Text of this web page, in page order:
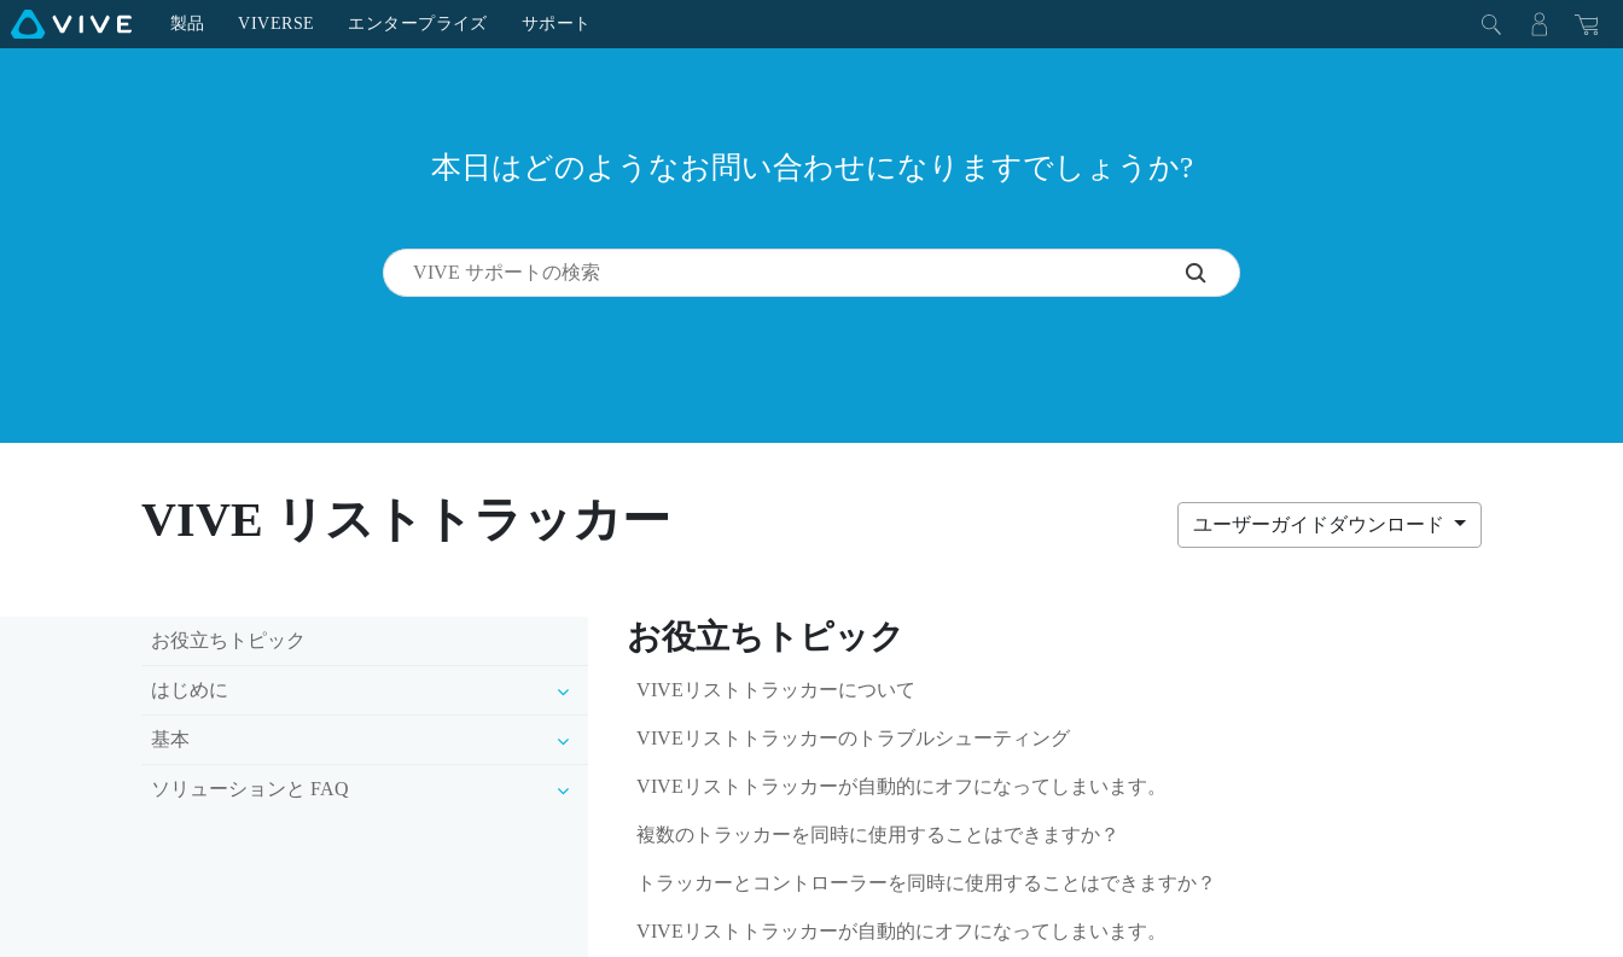
製品 VIVERSE エンタープライズ サポート
本日はどのようなお問い合わせになりますでしょうか?
VIVE リストトラッカー ユーザーガイドダウンロード
お役立ちトピック
はじめに
基本
ソリューションと FAQ
お役立ちトピック
VIVEリストトラッカーについて
VIVEリストトラッカーのトラブルシューティング
VIVEリストトラッカーが自動的にオフになってしまいます。
複数のトラッカーを同時に使用することはできますか？
トラッカーとコントローラーを同時に使用することはできますか？
VIVEリストトラッカーが自動的にオフになってしまいます。